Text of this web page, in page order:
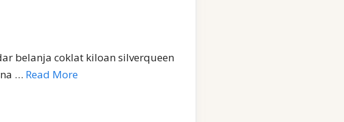
belanja coklat kiloan silverqueen
… Read More